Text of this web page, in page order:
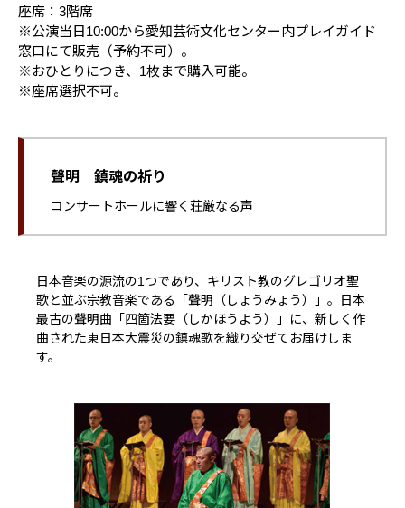
座席：3階席
※公演当日10:00から愛知芸術文化センター内プレイガイド
窓口にて販売（予約不可）。
※おひとりにつき、1枚まで購入可能。
※座席選択不可。
聲明 鎮魂の祈り
コンサートホールに響く荘厳なる声
日本音楽の源流の1つであり、キリスト教のグレゴリオ聖
歌と並ぶ宗教音楽である「聲明（しょうみょう）」。日本
最古の聲明曲「四箇法要（しかほうよう）」に、新しく作
曲された東日本大震災の鎮魂歌を織り交ぜてお届けしま
す。